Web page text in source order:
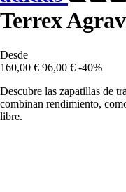
Terrex
Desde
160,00 € 96,00 € -40%
Descubre las zapatillas de
combinan rendimiento,
libre.